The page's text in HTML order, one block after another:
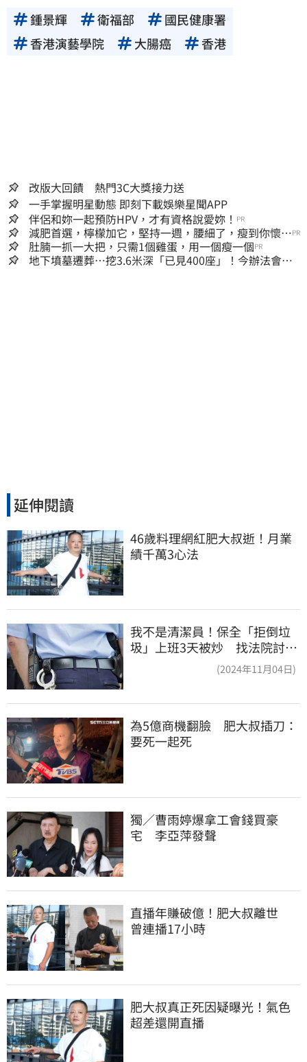
鍾景輝 衛福部
國民健康署
香港演藝學院
大腸癌 香港
改版大回饋 熱門3C大獎接力送
一手掌握明星動態 即刻下載娛樂星聞APP
伴侶和妳一起預防HPV，才有資格說愛妳！ PR
減肥首選，檸檬加它，堅持一週，腰細了，瘦到你懷疑
人生
PR
肚腩一抓一大把，只需1個雞蛋，用一個瘦一個PR
地下墳墓遷葬…挖3.6米深「已見400座」！今辦法會安
延伸閱讀
46歲料理網紅肥大叔逝！月業
績千萬3心法
我不是清潔員！保全「拒倒垃
圾」上班3天被炒 找法院討公
(2024年11月04日)
為5億商機翻臉　肥大叔插刀：
要死一起死
獨／曹雨婷爆拿工會錢買豪
宅　李亞萍發聲
直播年賺破億！肥大叔離世
曾連播17小時
肥大叔真正死因疑曝光！氣色
超差還開直播